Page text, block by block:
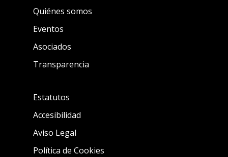
Quiénes somos
Eventos
Asociados
Transparencia
Estatutos
Accesibilidad
Aviso Legal
Política de Cookies